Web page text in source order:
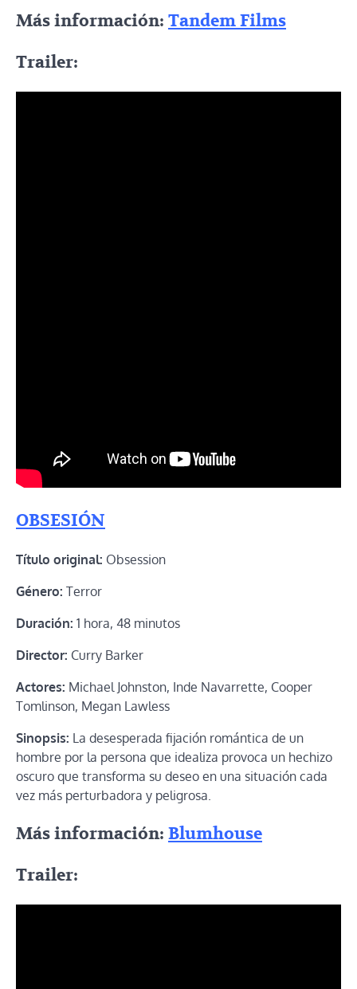
Más información: Tandem Films
Trailer:
OBSESIÓN
Título original: Obsession
Género: Terror
Duración: 1 hora, 48 minutos
Director: Curry Barker
Actores: Michael Johnston, Inde Navarrette, Cooper
Tomlinson, Megan Lawless
Sinopsis: La desesperada fijación romántica de un
hombre por la persona que idealiza provoca un hechizo
oscuro que transforma su deseo en una situación cada
vez más perturbadora y peligrosa.
Más información: Blumhouse
Trailer: